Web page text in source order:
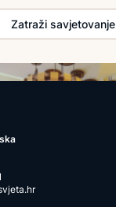
Zatraži savjetovanje